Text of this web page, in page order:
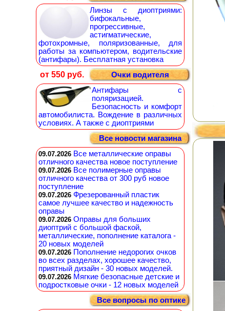
Линзы с диоптриями:
бифокальные,
прогрессивные,
астигматические,
фотохромные, поляризованные, для
работы за компьютером, водительские
(антифары). Бесплатная установка
от 550 руб.
Очки водителя
Антифары с
поляризацией.
Безопасность и комфорт
автомобилиста. Вождение в различных
условиях. А также с диоптриями
Все новости магазина
09.07.2026 Все металлические оправы
отличного качества новое поступление
09.07.2026 Все полимерные оправы
отличного качества от 300 руб новое
поступление
09.07.2026 Фрезерованный пластик
самое лучшее качество и надежность
оправы
09.07.2026 Оправы для больших
диоптрий с большой фаской,
металлические, пополнение каталога -
20 новых моделей
09.07.2026 Пополнение недорогих очков
во всех разделах, хорошее качество,
приятный дизайн - 30 новых моделей.
09.07.2026 Мягкие безопасные детские и
подростковые очки - 12 новых моделей
Все вопросы по оптике